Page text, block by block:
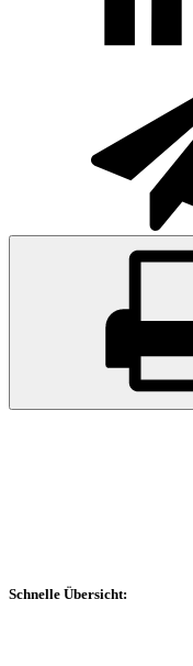
Schnelle Übersicht: